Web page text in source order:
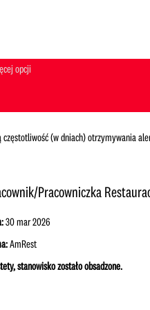
opcji
częstotliwość (w dniach) otrzymywania
Pracowniczka
30 mar 2026
AmRest
stanowisko zostało obsadzone.